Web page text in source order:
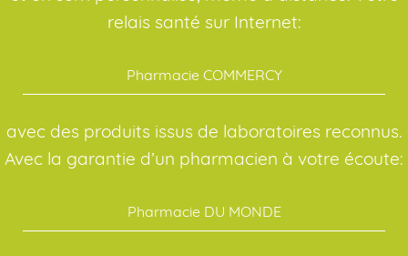
relais santé sur Internet:
Pharmacie COMMERCY
avec des produits issus de laboratoires reconnus.
Avec la garantie d’un pharmacien à votre écoute:
Pharmacie DU MONDE